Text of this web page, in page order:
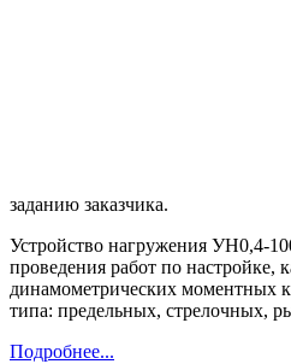
заданию заказчика.
Устройство нагружения УН0,4-
проведения работ по настройке,
динамометрических моментных
типа: предельных, стрелочных,
Подробнее...